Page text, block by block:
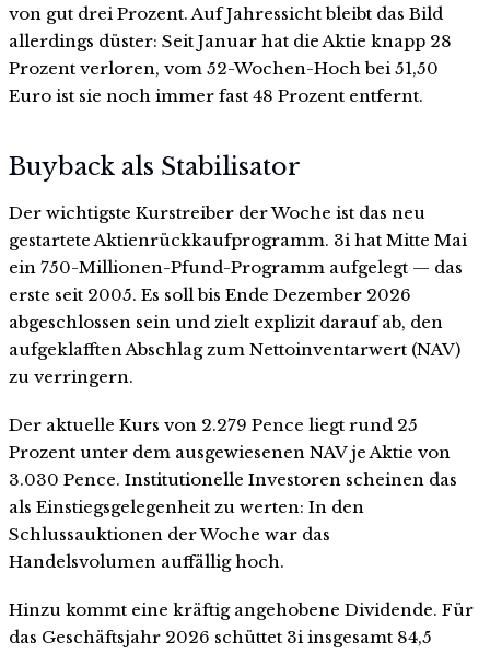
von gut drei Prozent. Auf Jahressicht bleibt das Bild
allerdings düster: Seit Januar hat die Aktie knapp 28
Prozent verloren, vom 52-Wochen-Hoch bei 51,50
Euro ist sie noch immer fast 48 Prozent entfernt.
Buyback als Stabilisator
Der wichtigste Kurstreiber der Woche ist das neu
gestartete Aktienrückkaufprogramm. 3i hat Mitte Mai
ein 750-Millionen-Pfund-Programm aufgelegt — das
erste seit 2005. Es soll bis Ende Dezember 2026
abgeschlossen sein und zielt explizit darauf ab, den
aufgeklafften Abschlag zum Nettoinventarwert (NAV)
zu verringern.
Der aktuelle Kurs von 2.279 Pence liegt rund 25
Prozent unter dem ausgewiesenen NAV je Aktie von
3.030 Pence. Institutionelle Investoren scheinen das
als Einstiegsgelegenheit zu werten: In den
Schlussauktionen der Woche war das
Handelsvolumen auffällig hoch.
Hinzu kommt eine kräftig angehobene Dividende. Für
das Geschäftsjahr 2026 schüttet 3i insgesamt 84,5